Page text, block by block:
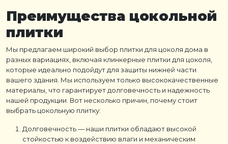
Преимущества цокольной
плитки
Мы предлагаем широкий выбор плитки для цоколя дома в
разных вариациях, включая клинкерные плитки для цоколя,
которые идеально подойдут для защиты нижней части
вашего здания. Мы используем только высококачественные
материалы, что гарантирует долговечность и надежность
нашей продукции. Вот несколько причин, почему стоит
выбрать цокольную плитку:
Долговечность — наши плитки обладают высокой
стойкостью к воздействию влаги и механическим